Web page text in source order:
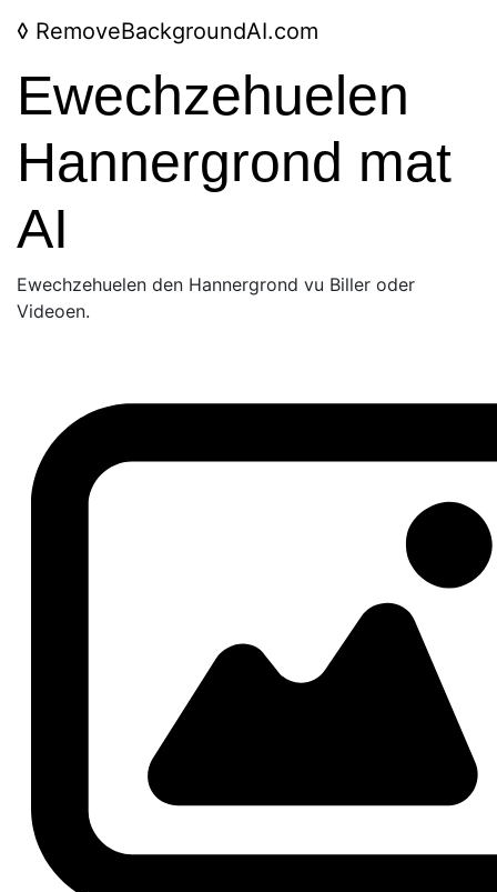
◊ RemoveBackgroundAI.com
Ewechzehuelen
Hannergrond mat
AI
Ewechzehuelen den Hannergrond vu Biller oder
Videoen.